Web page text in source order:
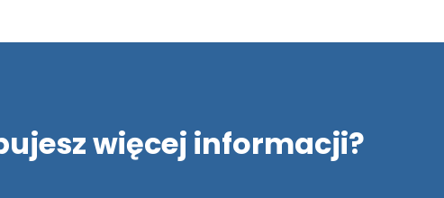
więcej informacji?